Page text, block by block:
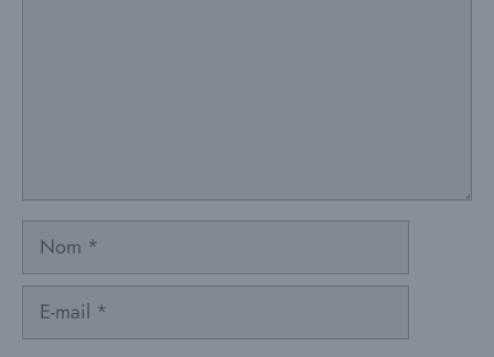
Nom
mail